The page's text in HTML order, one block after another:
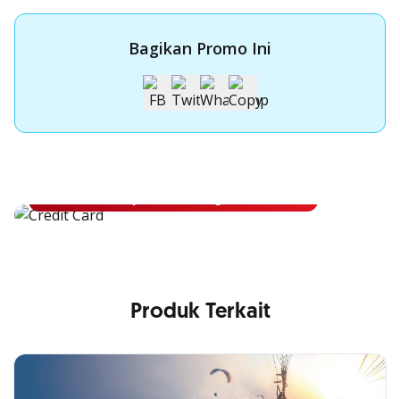
Bagikan Promo Ini
Apply Kartu Kredit OCBC
Produk Terkait